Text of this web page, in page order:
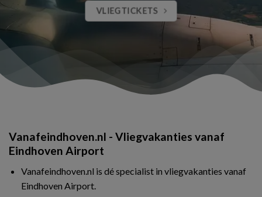
VLIEGTICKETS
Vanafeindhoven.nl - Vliegvakanties vanaf
Eindhoven Airport
Vanafeindhoven.nl is dé specialist in vliegvakanties vanaf
Eindhoven Airport.